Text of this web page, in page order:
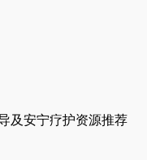
及安宁疗护资源推荐